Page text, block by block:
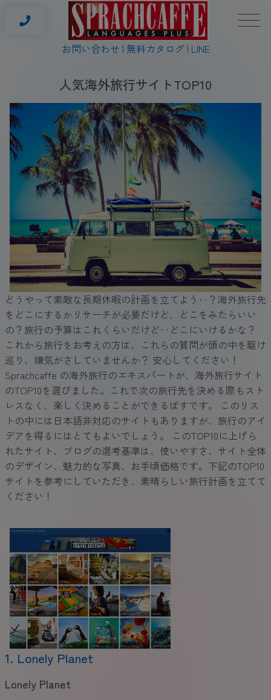
お問い合わせ 無料カタログ LINE
人気海外旅行サイトTOP10
どうやって素敵な長期休暇の計画を立てよう‥？海外旅行先
をどこにするかリサーチが必要だけど、どこをみたらいい
の？旅行の予算はこれくらいだけど‥どこにいけるかな？
これから旅行をお考えの方は、これらの質問が頭の中を駆け
巡り、嫌気がさしていませんか？ 安心してください！
Sprachcaffe の海外旅行のエキスパートが、海外旅行サイト
のTOP10を選びました。これで次の旅行先を決める際もスト
レスなく、楽しく決めることができるばすです。 このリス
トの中には日本語非対応のサイトもありますが、旅行のアイ
デアを得るにはとてもよいでしょう。 このTOP10に上げら
れたサイト、ブログの選考基準は、使いやすさ、サイト全体
のデザイン、魅力的な写真、お手頃価格です。下記のTOP10
サイトを参考にしていただき、素晴らしい旅行計画を立てて
ください！
1. Lonely Planet
Lonely Planet